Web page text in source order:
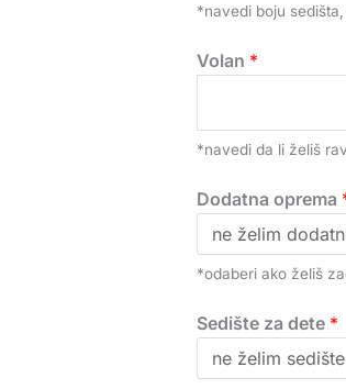
*navedi boju
Volan *
*navedi da li želiš
Dodatna oprema
*odaberi ako želiš
Sedište za dete *